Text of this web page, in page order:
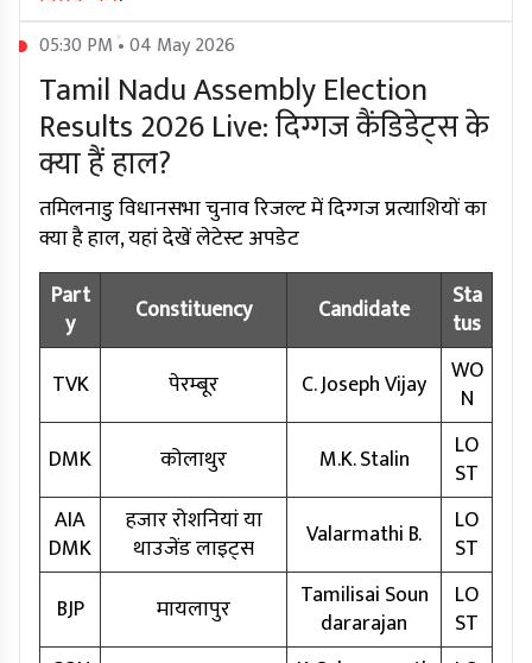
05:30 PM • 04 May 2026
Tamil Nadu Assembly Election
Results 2026 Live: दिग्गज कैंडिडेट्स के
क्या हैं हाल?
तमिलनाडु विधानसभा चुनाव रिजल्ट में दिग्गज प्रत्याशियों का
क्या है हाल, यहां देखें लेटेस्ट अपडेट
Part
y
Constituency Candidate
Sta
tus
TVK
पेरम्बूर C. Joseph Vijay
WO
N
DMK
कोलाथुर M.K. Stalin
LO
ST
AIA
DMK
हजार रोशनियां या
थाउजेंड लाइट्स
Valarmathi B.
LO
ST
BJP
मायलापुर
Tamilisai Soun
dararajan
LO
ST